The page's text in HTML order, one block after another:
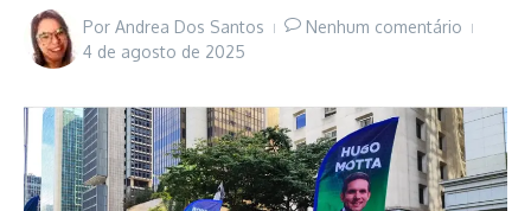
Por Andrea Dos Santos
Nenhum comentário
4 de agosto de 2025